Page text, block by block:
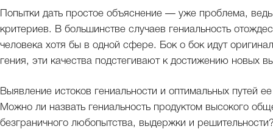
Попытки дать простое объяснение — уже проблема,
критериев. В большинстве случаев гениальность
человека хотя бы в одной сфере. Бок о бок идут
гения, эти качества подстегивают к достижению новых
Выявление истоков гениальности и оптимальных путей
Можно ли назвать гениальность продуктом высокого
безграничного любопытства, выдержки и